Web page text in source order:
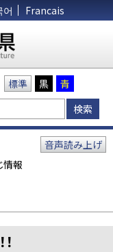
어 Francais
標準 黒 青
情報
音声読み上げ